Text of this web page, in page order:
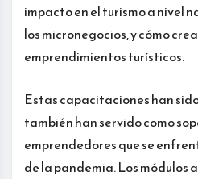
impacto en el turismo a nivel
los micronegocios, y cómo
emprendimientos turísticos.
Estas capacitaciones han
también han servido como
emprendedores que se
de la pandemia. Los módulos